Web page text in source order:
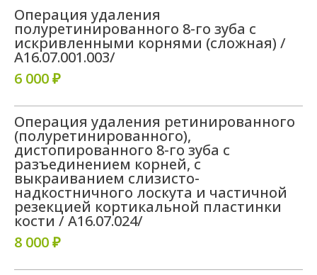
Операция удаления
полуретинированного 8-го зуба с
искривленными корнями (сложная) /
A16.07.001.003/
6 000 ₽
Операция удаления ретинированного
(полуретинированного),
дистопированного 8-го зуба с
разъединением корней, с
выкраиванием слизисто-
надкостничного лоскута и частичной
резекцией кортикальной пластинки
кости / A16.07.024/
8 000 ₽